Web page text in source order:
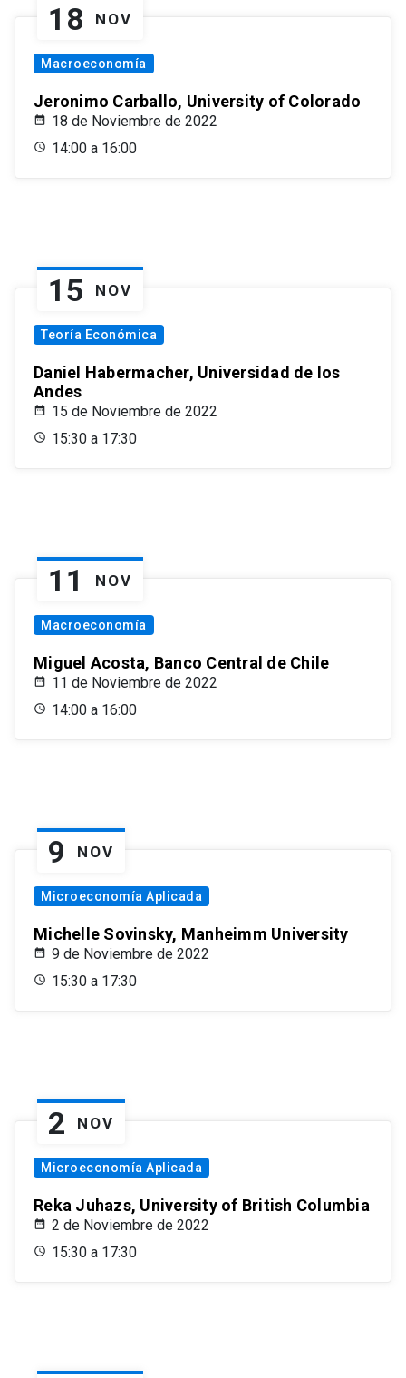
18 NOV
Macroeconomía
Jeronimo Carballo, University of Colorado
18 de Noviembre de 2022
14:00 a 16:00
15 NOV
Teoría Económica
Daniel Habermacher, Universidad de los
Andes
15 de Noviembre de 2022
15:30 a 17:30
11 NOV
Macroeconomía
Miguel Acosta, Banco Central de Chile
11 de Noviembre de 2022
14:00 a 16:00
9 NOV
Microeconomía Aplicada
Michelle Sovinsky, Manheimm University
9 de Noviembre de 2022
15:30 a 17:30
2 NOV
Microeconomía Aplicada
Reka Juhazs, University of British Columbia
2 de Noviembre de 2022
15:30 a 17:30